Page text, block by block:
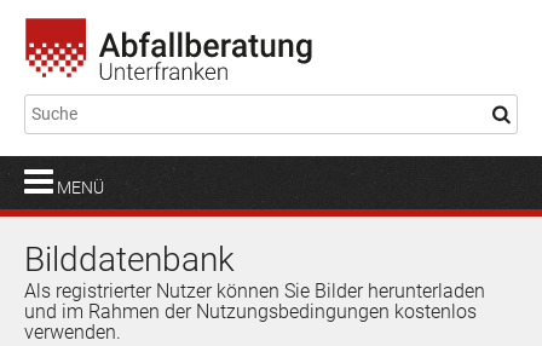
MENÜ
Bilddatenbank
Als registrierter Nutzer können Sie Bilder herunterladen
und im Rahmen der Nutzungsbedingungen kostenlos
verwenden.